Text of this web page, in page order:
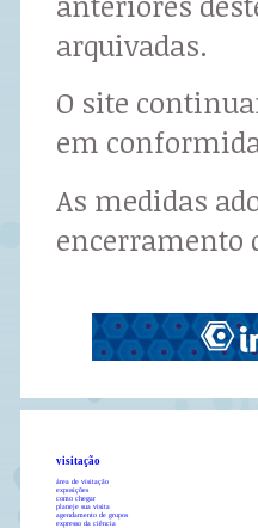
arquivadas.
O site
em
As medidas
encerramento
visitação
área de visitação
exposições
como chegar
planeje sua visita
agendamento de grupos
expresso da ciência